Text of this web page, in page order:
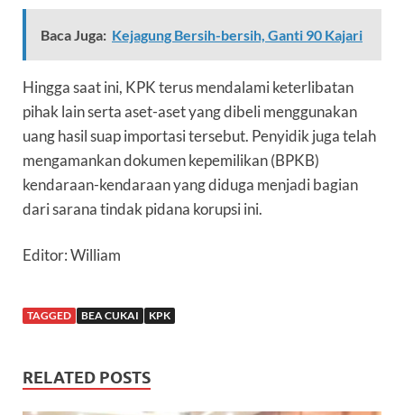
Baca Juga: Kejagung Bersih-bersih, Ganti 90 Kajari
Hingga saat ini, KPK terus mendalami keterlibatan
pihak lain serta aset-aset yang dibeli menggunakan
uang hasil suap importasi tersebut. Penyidik juga telah
mengamankan dokumen kepemilikan (BPKB)
kendaraan-kendaraan yang diduga menjadi bagian
dari sarana tindak pidana korupsi ini.
Editor: William
TAGGED BEA CUKAI KPK
RELATED POSTS